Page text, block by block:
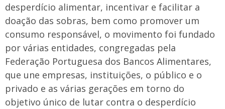
desperdício alimentar, incentivar e facilitar a
doação das sobras, bem como promover um
consumo responsável, o movimento foi fundado
por várias entidades, congregadas pela
Federação Portuguesa dos Bancos Alimentares,
que une empresas, instituições, o público e o
privado e as várias gerações em torno do
objetivo único de lutar contra o desperdício